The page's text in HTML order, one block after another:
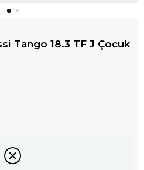
Tango 18.3 TF J Çocuk